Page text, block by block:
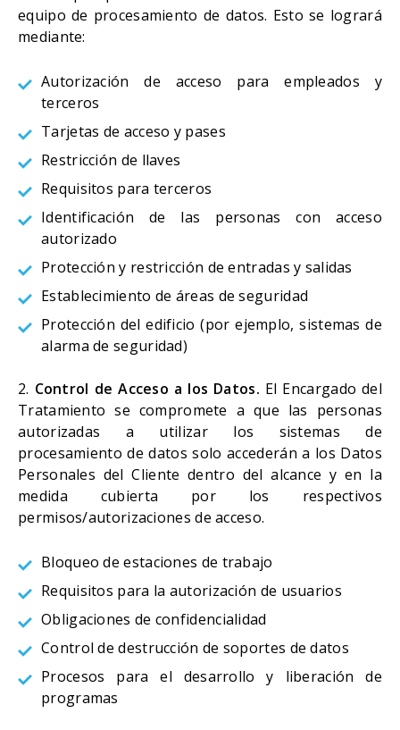
equipo de procesamiento de datos. Esto se logrará
mediante:
Autorización de acceso para empleados y
terceros
Tarjetas de acceso y pases
Restricción de llaves
Requisitos para terceros
Identificación de las personas con acceso
autorizado
Protección y restricción de entradas y salidas
Establecimiento de áreas de seguridad
Protección del edificio (por ejemplo, sistemas de
alarma de seguridad)
2. Control de Acceso a los Datos. El Encargado del
Tratamiento se compromete a que las personas
autorizadas a utilizar los sistemas de
procesamiento de datos solo accederán a los Datos
Personales del Cliente dentro del alcance y en la
medida cubierta por los respectivos
permisos/autorizaciones de acceso.
Bloqueo de estaciones de trabajo
Requisitos para la autorización de usuarios
Obligaciones de confidencialidad
Control de destrucción de soportes de datos
Procesos para el desarrollo y liberación de
programas